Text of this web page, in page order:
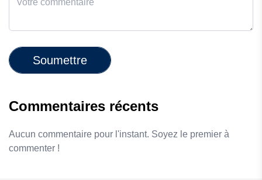
Soumettre
Commentaires récents
Aucun commentaire pour l'instant. Soyez le premier à
commenter !